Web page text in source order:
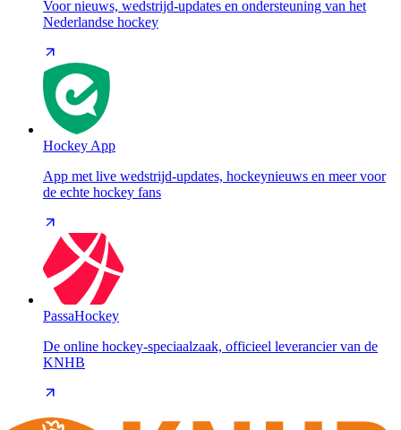
Voor nieuws, wedstrijd-updates en ondersteuning van het
Nederlandse hockey
Hockey App
App met live wedstrijd-updates, hockeynieuws en meer voor
de echte hockey fans
PassaHockey
De online hockey-speciaalzaak, officieel leverancier van de
KNHB